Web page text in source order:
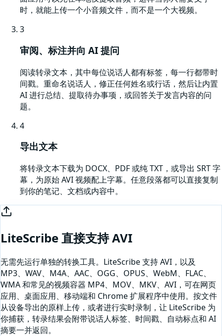
时，就能上传一个小音频文件，而不是一个大视频。
3
审阅、标注并向 AI 提问
阅读转录文本，其中每位说话人都有标签，每一行都带时
间戳。重命名说话人，修正任何姓名或行话，然后让内置
AI 进行总结、提取待办事项，或回答关于发言内容的问
题。
4
导出文本
将转录文本下载为 DOCX、PDF 或纯 TXT，或导出 SRT 字
幕，为原始 AVI 视频配上字幕。任意段落都可以直接复制
到你的笔记、文档或内容中。
LiteScribe 直接支持AVI
无需先运行单独的转换工具。LiteScribe 支持AVI ，以及
MP3、WAV、M4A、AAC、OGG、OPUS、WebM、FLAC、
WMA 和常见的视频容器 MP4、MOV、MKV、AVI，可在网页
应用、桌面应用、移动端和 Chrome 扩展程序中使用。按文件
从设备导出的原样上传，或者进行实时录制，让 LiteScribe 为
你捕获 ，转录结果会附带说话人标签、时间戳、自动标点和 AI
摘要一并返回。